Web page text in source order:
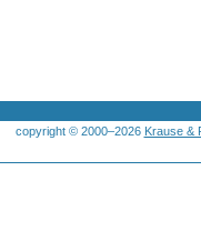
copyright © 2000–2026 Krause &